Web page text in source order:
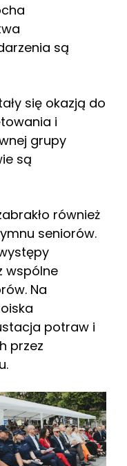
są
się okazją do
i
grupy
są
również
seniorów.
wspólne
Na
potraw i
przez